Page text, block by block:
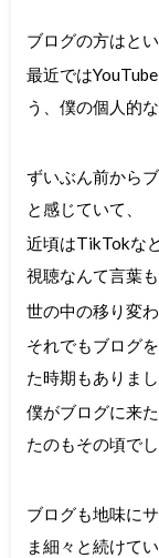
ブログの方はとい
最近では
う、僕の個人的
ずいぶん前から
と感じていて、
近頃はTikTokな
視聴なんて言葉
世の中の移り変
それでもブログ
た時期もありまし
僕がブログに来
たのもその頃でし
ブログも地味に
ま細々と続けて